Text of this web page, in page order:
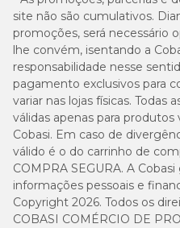
site não são cumulativos.
promoções, será necessário
lhe convém, isentando a
responsabilidade nesse
pagamento exclusivos para
variar nas lojas físicas. Todas
válidas apenas para
Cobasi. Em caso de
válido é o do carrinho de
COMPRA SEGURA. A
informações pessoais e
Copyright 2026. Todos os
COBASI COMÉRCIO DE